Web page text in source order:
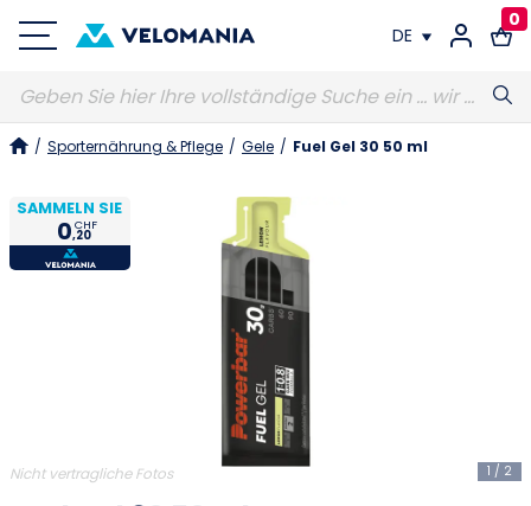
DE
FR
DE
0
/ Sporternährung & Pflege / Gele / Fuel Gel 30 50 ml
SAMMELN SIE
0,20
CHF
1 / 2
Nicht vertragliche Fotos